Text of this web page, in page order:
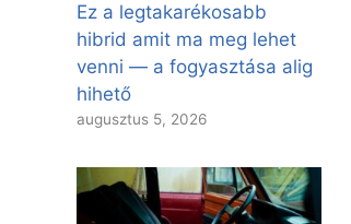
Ez a legtakarékosabb
hibrid amit ma meg lehet
venni — a fogyasztása alig
hihető
augusztus 5, 2026